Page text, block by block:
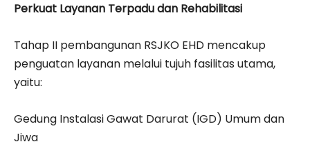
Perkuat Layanan Terpadu dan Rehabilitasi
Tahap II pembangunan RSJKO EHD mencakup
penguatan layanan melalui tujuh fasilitas utama,
yaitu:
Gedung Instalasi Gawat Darurat (IGD) Umum dan
Jiwa